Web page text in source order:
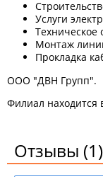
Услуги
Техническое
Монтаж
Прокладка
ООО "ДВН Групп".
Филиал находится
Отзывы (1)